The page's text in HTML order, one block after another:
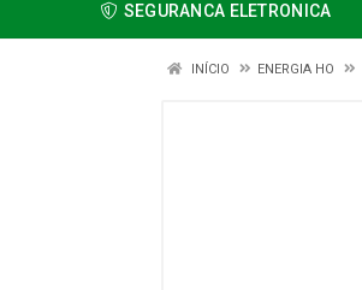
SEGURANCA ELETRONICA
INÍCIO ENERGIA HO